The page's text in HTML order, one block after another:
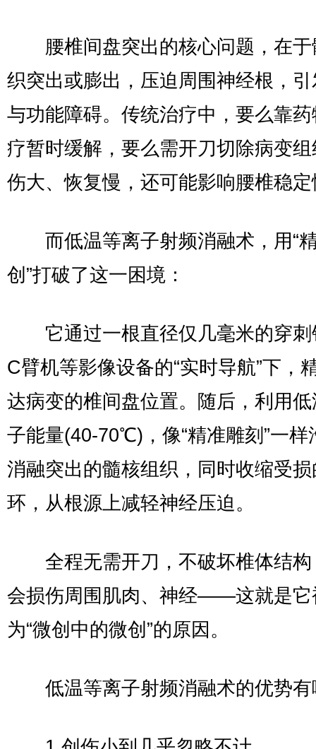
腰椎间盘突出的核心问题，在于
织突出或膨出，压迫周围神经根，
与功能障碍。传统治疗中，要么靠
疗暂时缓解，要么需开刀切除病变
伤大、恢复慢，还可能影响腰椎稳
而低温等离子射频消融术，用“
创”打破了这一困境：
它通过一根直径仅几毫米的穿刺
C臂机等影像设备的“实时导航”下，
达病变的椎间盘位置。随后，利用
子能量(40-70℃)，像“精准雕刻”一样
消融突出的髓核组织，同时收缩受
环，从根源上减轻神经压迫。
全程无需开刀，不破坏椎体结构
会损伤周围肌肉、神经——这就是它
为“微创中的微创”的原因。
低温等离子射频消融术的优势有